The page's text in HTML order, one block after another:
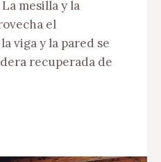
mesilla y la
el
viga y la pared se
recuperada de